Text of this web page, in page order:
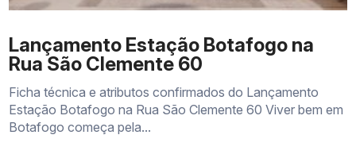
Lançamento Estação Botafogo na
Rua São Clemente 60
Ficha técnica e atributos confirmados do Lançamento
Estação Botafogo na Rua São Clemente 60 Viver bem em
Botafogo começa pela...